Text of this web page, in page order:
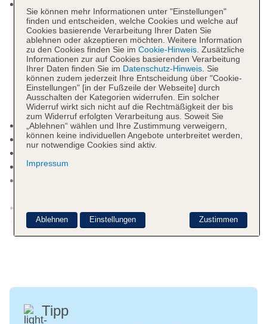
BLUE® App für iOS & Android herunterzuladen,
um alle Informationen über den Hotelaufenthalt
zu erhalten und vor Ort praktische Funktionen wie
Reservierungsoptionen oder Serviceanfragen zu
nutzen. Bei Fragen steht die Pinnwandfunktion in
der App zur Verfügung, um sich mit anderen
Gästen oder den BLUE® Guides auszutauschen.
Mindestalter in der Unterkunft: 16 Jahre
Kurtaxe/Ökotaxe/Touristensteuer zahlbar vor Ort
Check-in Zeit ab 14:00 Uhr
Check-out Zeit bis 11:00 Uhr
Rezeption: täglich 24 Stunden, Sprachen:
englisch
Pools: 2
Pool: ohne Gebühr, Outdoor, Süßwasser, Liegen:
ohne Gebühr, Sonnenschirme: ohne Gebühr
Weitere Informationen
Tipp
Sie können mehr Informationen unter "Einstellungen"
finden und entscheiden, welche Cookies und welche auf
Cookies basierende Verarbeitung Ihrer Daten Sie
ablehnen oder akzeptieren möchten. Weitere Information
zu den Cookies finden Sie im Cookie-Hinweis. Zusätzliche
Informationen zur auf Cookies basierenden Verarbeitung
Ihrer Daten finden Sie im Datenschutz-Hinweis. Sie
können zudem jederzeit Ihre Entscheidung über "Cookie-
Einstellungen" [in der Fußzeile der Webseite] durch
Ausschalten der Kategorien widerrufen. Ein solcher
Widerruf wirkt sich nicht auf die Rechtmäßigkeit der bis
zum Widerruf erfolgten Verarbeitung aus. Soweit Sie
„Ablehnen“ wählen und Ihre Zustimmung verweigern,
können keine individuellen Angebote unterbreitet werden,
nur notwendige Cookies sind aktiv.
Impressum
Zustimmen
Ablehnen Einstellungen